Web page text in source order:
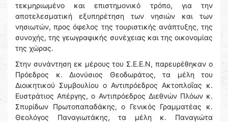
τεκμηριωμένο και επιστημονικό τρόπο, για την
αποτελεσματική εξυπηρέτηση των νησιών και των
νησιωτών, προς όφελος της τουριστικής ανάπτυξης, της
συνοχής, της γεωγραφικής συνέχειας και της οικονομίας
της χώρας.
Στην συνάντηση εκ μέρους του Σ.Ε.Ε.Ν, παρευρέθηκαν ο
Πρόεδρος κ. Διονύσιος Θεοδωράτος, τα μέλη του
Διοικητικού Συμβουλίου ο Αντιπρόεδρος Ακτοπλοΐας κ.
Ευστράτιος Απέργης, ο Αντιπρόεδρος Διεθνών Πλόων κ.
Σπυρίδων Πρωτοπαπαδάκης, ο Γενικός Γραμματέας κ.
Θεολόγος Παναγιωτάκης, τα μέλη κ. Παναγιώτα